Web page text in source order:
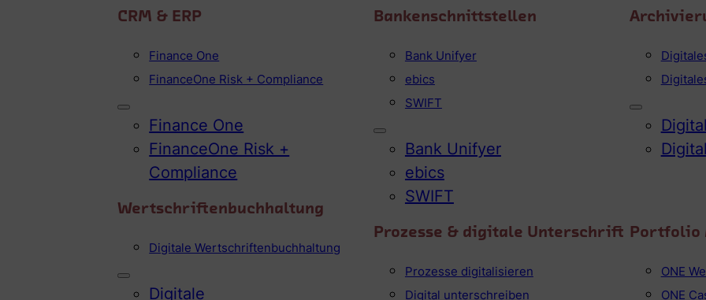
CRM & ERP
Finance One
FinanceOne Risk + Compliance
Finance One
FinanceOne Risk +
Compliance
Wertschriftenbuchhaltung
Digitale Wertschriftenbuchhaltung
Digitale
Bankenschnittstellen
Bank Unifyer
ebics
SWIFT
Bank Unifyer
ebics
SWIFT
Prozesse & digitale Unterschrift
Prozesse digitalisieren
Digital unterschreiben
Portfolio
ONE
ONE